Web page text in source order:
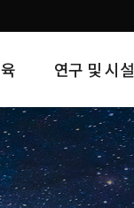
연구 및 시설